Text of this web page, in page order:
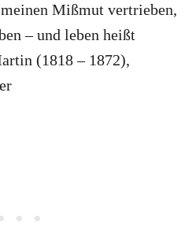
Mißmut vertrieben,
– und leben heißt
(1818 – 1872),